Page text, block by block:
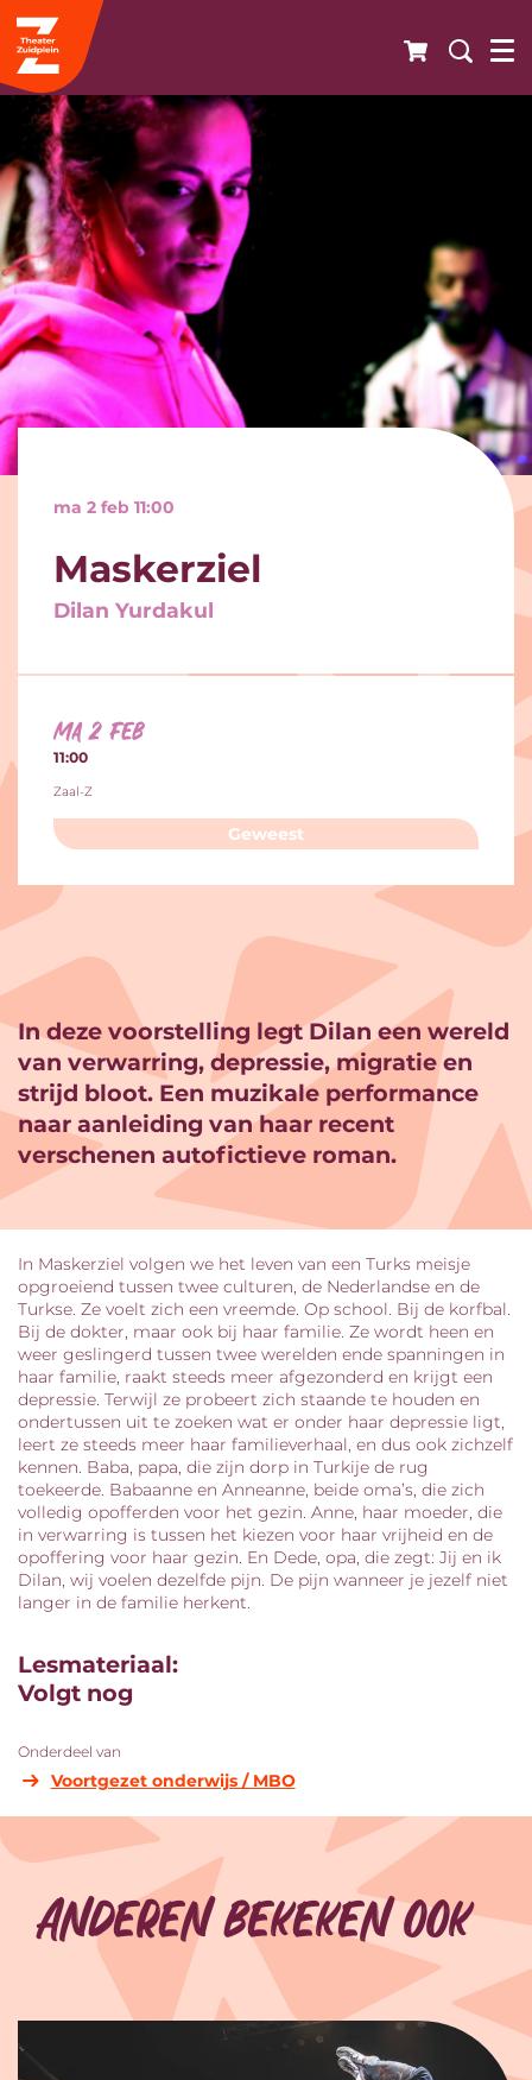
Maskerziel
Dilan Yurdakul
ma 2 feb 11:00
ma 2 feb
11:00
Zaal-Z
Geweest
In deze voorstelling legt Dilan een wereld
van verwarring, depressie, migratie en
strijd bloot. Een muzikale performance
naar aanleiding van haar recent
verschenen autofictieve roman.
In Maskerziel volgen we het leven van een Turks meisje
opgroeiend tussen twee culturen, de Nederlandse en de
Turkse. Ze voelt zich een vreemde. Op school. Bij de korfbal.
Bij de dokter, maar ook bij haar familie. Ze wordt heen en
weer geslingerd tussen twee werelden ende spanningen in
haar familie, raakt steeds meer afgezonderd en krijgt een
depressie. Terwijl ze probeert zich staande te houden en
ondertussen uit te zoeken wat er onder haar depressie ligt,
leert ze steeds meer haar familieverhaal, en dus ook zichzelf
kennen. Baba, papa, die zijn dorp in Turkije de rug
toekeerde. Babaanne en Anneanne, beide oma’s, die zich
volledig opofferden voor het gezin. Anne, haar moeder, die
in verwarring is tussen het kiezen voor haar vrijheid en de
opoffering voor haar gezin. En Dede, opa, die zegt: Jij en ik
Dilan, wij voelen dezelfde pijn. De pijn wanneer je jezelf niet
langer in de familie herkent.
Lesmateriaal:
Volgt nog
Onderdeel van
Voortgezet onderwijs / MBO
Anderen bekeken ook